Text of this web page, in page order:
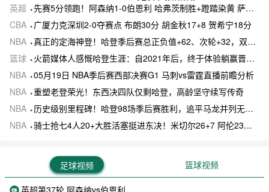
英超
先赛5分领跑！阿森纳1-0伯恩利 哈弗茨制胜+蹬踏染黄 萨卡献助攻
CBA
广厦力克深圳2-0夺赛点 布朗30分 胡金秋17+8 贺希宁18分
NBA 真正的定海神登！哈登季后赛总正负值+62、次轮+32，双数据领跑骑士全队
篮球
火箭媒体人感慨哈登生涯：自2021年后，终于体验躺赢晋级滋味
NBA 05月19日 NBA季后赛西部决赛G1 马刺vs雷霆直播前瞻分析
NBA 重塑老登荣光！东西决四队仅剩哈登，高龄坚守续写传奇
NBA
历史级别里程碑！哈登98场季后赛胜利，追平马龙并列无冠球员历史第一
NBA 骑士抢七4人20+大胜活塞挺进东决！米切尔26+7 阿伦23分 梅里尔23分 詹金斯17分
足球视频 篮球视频
英超第37轮 阿森纳vs伯恩利